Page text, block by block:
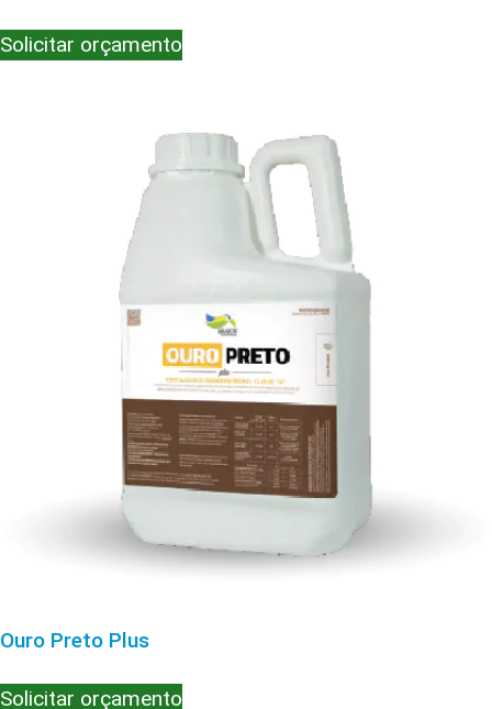
Solicitar orçamento
Ouro Preto Plus
Solicitar orçamento